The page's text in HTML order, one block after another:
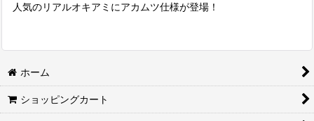
人気のリアルオキアミにアカムツ仕様が登場！
ホーム
ショッピングカート